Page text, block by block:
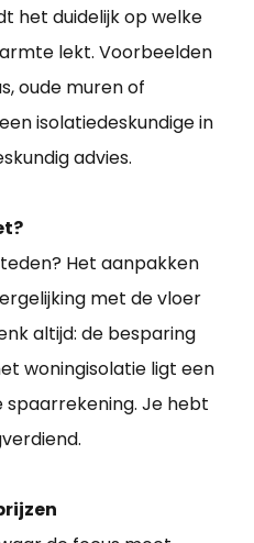
het duidelijk op welke
lekt. Voorbeelden
oude muren of
isolatiedeskundige in
advies.
Het aanpakken
met de vloer
altijd: de besparing
woningisolatie ligt een
spaarrekening. Je hebt